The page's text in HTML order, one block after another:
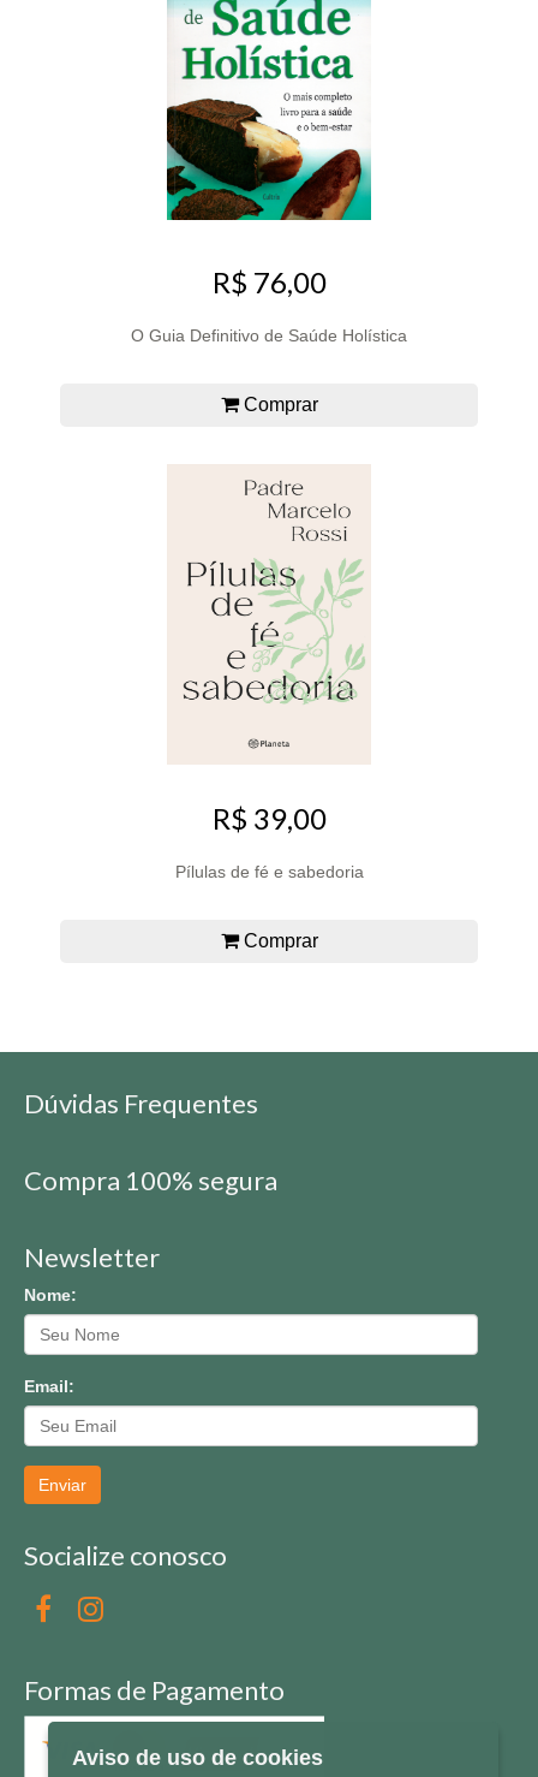
R$ 76,00
O Guia Definitivo de Saúde Holística
Comprar
R$ 39,00
Pílulas de fé e sabedoria
Comprar
Dúvidas Frequentes
Compra 100% segura
Newsletter
Nome:
Email:
Enviar
Socialize conosco
Formas de Pagamento
Aviso de uso de cookies